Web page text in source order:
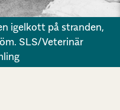
igelkott på stranden,
SLS/Veterinär